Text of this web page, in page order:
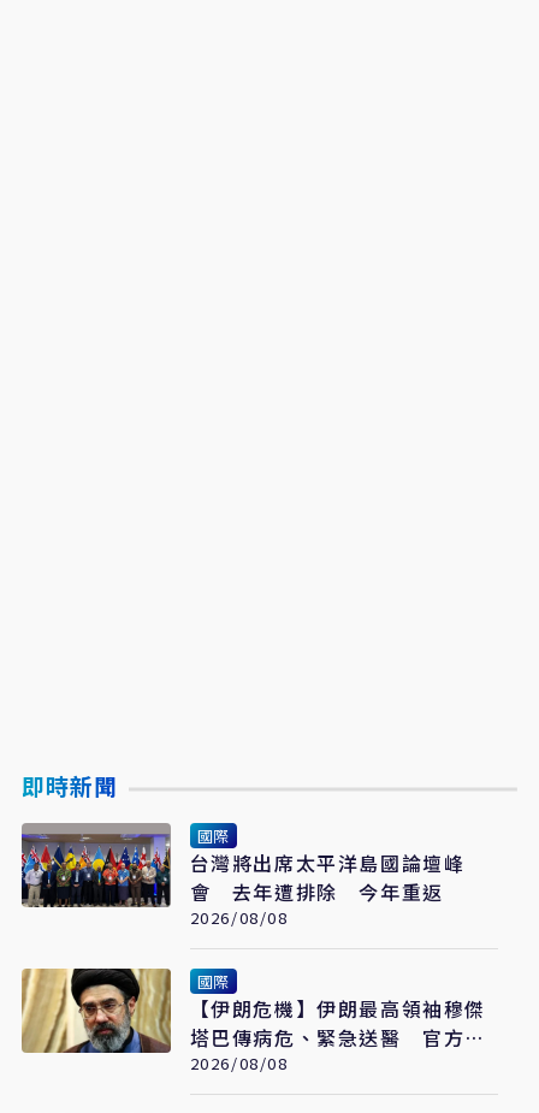
即時新聞
國際
台灣將出席太平洋島國論壇峰
會 去年遭排除 今年重返
2026/08/08
國際
【伊朗危機】伊朗最高領袖穆傑
塔巴傳病危、緊急送醫 官方未
證實
2026/08/08